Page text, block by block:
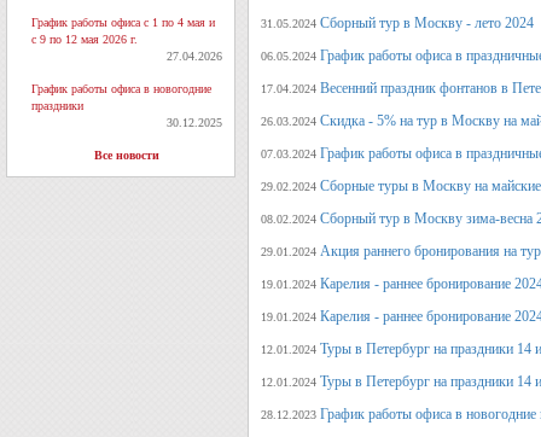
График работы офиса с 1 по 4 мая и
с 9 по 12 мая 2026 г.
27.04.2026
График работы офиса в новогодние
праздники
30.12.2025
Все новости
31.05.2024 Сборный тур в Москву - лето 2024
06.05.2024 График работы офиса в
17.04.2024 Весенний праздник фонтанов в
26.03.2024 Скидка - 5% на тур в Москву на
07.03.2024 График работы офиса в
29.02.2024 Сборные туры в Москву на
08.02.2024 Сборный тур в Москву зима-весна
29.01.2024 Акция раннего бронирования на
19.01.2024 Карелия - раннее бронирование
19.01.2024 Карелия - раннее бронирование
12.01.2024 Туры в Петербург на праздники 14
12.01.2024 Туры в Петербург на праздники 14
28.12.2023 График работы офиса в новогодние